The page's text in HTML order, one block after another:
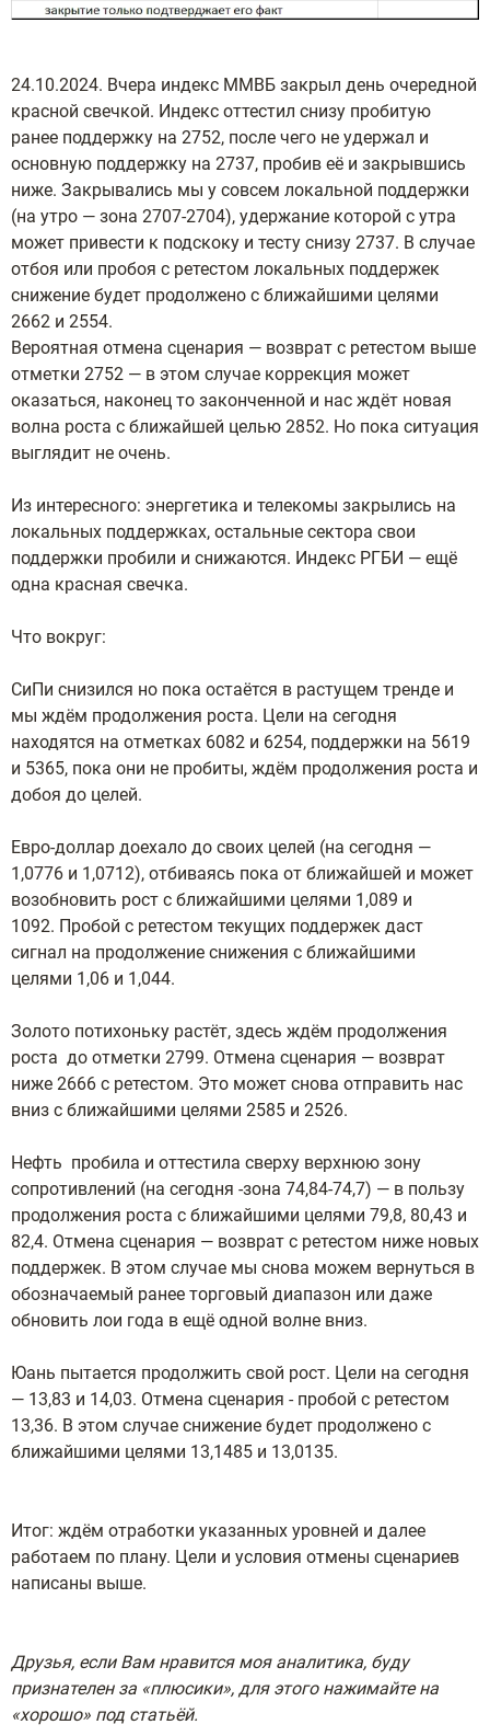
24.10.2024. Вчера индекс ММВБ закрыл день очередной
красной свечкой. Индекс оттестил снизу пробитую
ранее поддержку на 2752, после чего не удержал и
основную поддержку на 2737, пробив её и закрывшись
ниже. Закрывались мы у совсем локальной поддержки
(на утро — зона 2707-2704), удержание которой с утра
может привести к подскоку и тесту снизу 2737. В случае
отбоя или пробоя с ретестом локальных поддержек
снижение будет продолжено с ближайшими целями
2662 и 2554.
Вероятная отмена сценария — возврат с ретестом выше
отметки 2752 — в этом случае коррекция может
оказаться, наконец то законченной и нас ждёт новая
волна роста с ближайшей целью 2852. Но пока ситуация
выглядит не очень.
Из интересного: энергетика и телекомы закрылись на
локальных поддержках, остальные сектора свои
поддержки пробили и снижаются. Индекс РГБИ — ещё
одна красная свечка.
Что вокруг:
СиПи снизился но пока остаётся в растущем тренде и
мы ждём продолжения роста. Цели на сегодня
находятся на отметках 6082 и 6254, поддержки на 5619
и 5365, пока они не пробиты, ждём продолжения роста и
добоя до целей.
Евро-доллар доехало до своих целей (на сегодня —
1,0776 и 1,0712), отбиваясь пока от ближайшей и может
возобновить рост с ближайшими целями 1,089 и
1092. Пробой с ретестом текущих поддержек даст
сигнал на продолжение снижения с ближайшими
целями 1,06 и 1,044.
Золото потихоньку растёт, здесь ждём продолжения
роста до отметки 2799. Отмена сценария — возврат
ниже 2666 с ретестом. Это может снова отправить нас
вниз с ближайшими целями 2585 и 2526.
Нефть пробила и оттестила сверху верхнюю зону
сопротивлений (на сегодня -зона 74,84-74,7) — в пользу
продолжения роста с ближайшими целями 79,8, 80,43 и
82,4. Отмена сценария — возврат с ретестом ниже новых
поддержек. В этом случае мы снова можем вернуться в
обозначаемый ранее торговый диапазон или даже
обновить лои года в ещё одной волне вниз.
Юань пытается продолжить свой рост. Цели на сегодня
— 13,83 и 14,03. Отмена сценария - пробой с ретестом
13,36. В этом случае снижение будет продолжено с
ближайшими целями 13,1485 и 13,0135.
Итог: ждём отработки указанных уровней и далее
работаем по плану. Цели и условия отмены сценариев
написаны выше.
Друзья, если Вам нравится моя аналитика, буду
признателен за «плюсики», для этого нажимайте на
«хорошо» под статьёй.